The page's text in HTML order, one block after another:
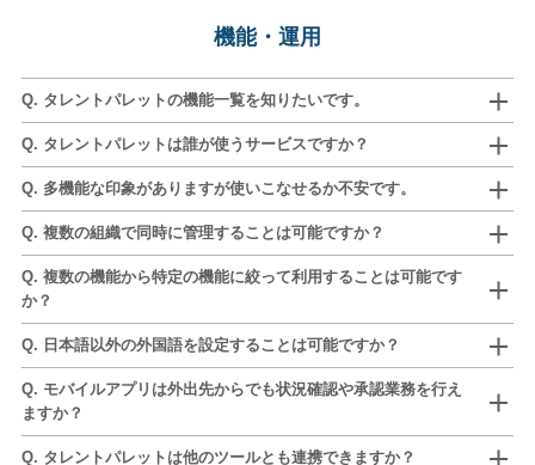
機能・運用
Q. タレントパレットの機能一覧を知りたいです。
Q. タレントパレットは誰が使うサービスですか？
Q. 多機能な印象がありますが使いこなせるか不安です。
Q. 複数の組織で同時に管理することは可能ですか？
Q. 複数の機能から特定の機能に絞って利用することは可能です
か？
Q. 日本語以外の外国語を設定することは可能ですか？
Q. モバイルアプリは外出先からでも状況確認や承認業務を行え
ますか？
Q. タレントパレットは他のツールとも連携できますか？